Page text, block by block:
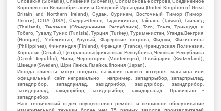
Словакия (Slovakia), Словения (Slovenia), Соломоновые острова, Соединенное
Королевство Великобритании и Северной Ирландии (United Kingdom of Great
Britain and Northern Ireland), Судан, Суринам, Восточный Тимор (Тимор-
Лешти), США (USA), Сьерра-Леоне, Таджикистан, Тайвань (Taiwan), Таиланд
(Thailand), Танзания (Объединенная Республика), Того, Тонга, Тринидад и
Тобаго, Тувалу, Тунис (Tunisia), Турция (Turkey), Туркменистан, Уганда, Венгрия
(Hungary), Узбекистан, Уругвай, Фарерские острова, Фиджи, Филиппины
(Philippines), Финляндия (Finland), Франция (France), Французская Полинезия,
Хорватия (Croatia), Центральноафриканская Республика, Чешская Республика
(Czech Republic), Чили, Черногория (Montenegro), Швейцария (Switzerland),
Швеция (Sweden), Шри-Ланка, Ямайка, Япония (Japan).
Иногда клиенты могут вводить название нашего интернет магазина или
официальный сайт неправильно - например, западпрыбор, западпрылад,
западпрібор, западприлад, західприбор, західпрібор, захидприбор,
захидприлад, захидпрібор, захидпрыбор, захидпрылад. Правильно -
западприбор.
Наш технический отдел осуществляет ремонт и сервисное обслуживание